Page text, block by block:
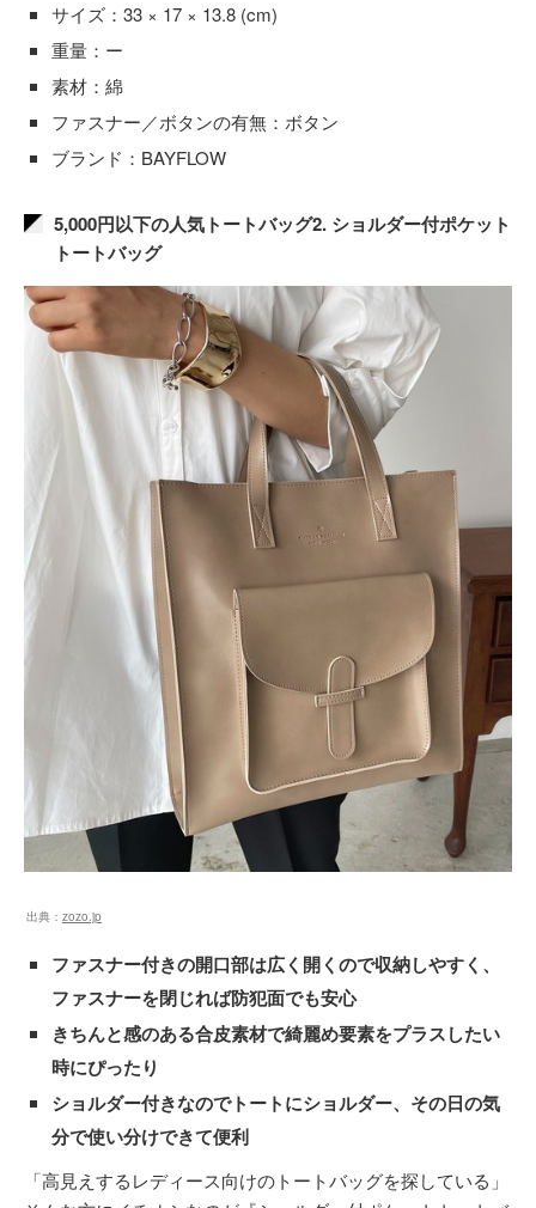
サイズ：33 × 17 × 13.8 (cm)
重量：ー
素材：綿
ファスナー／ボタンの有無：ボタン
ブランド：BAYFLOW
5,000円以下の人気トートバッグ2. ショルダー付ポケット
トートバッグ
出典： zozo.jp
ファスナー付きの開口部は広く開くので収納しやすく、
ファスナーを閉じれば防犯面でも安心
きちんと感のある合皮素材で綺麗め要素をプラスしたい
時にぴったり
ショルダー付きなのでトートにショルダー、その日の気
分で使い分けできて便利
「高見えするレディース向けのトートバッグを探している」